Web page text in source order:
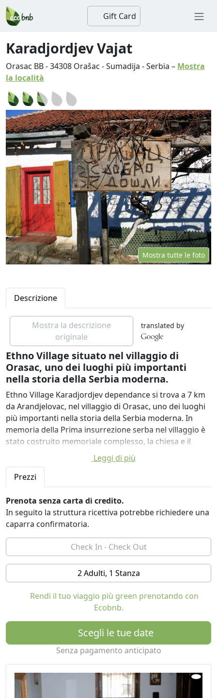
Gift Card
Karadjordjev Vajat
Orasac BB-34308 Orašac -Sumadija -Serbia – Mostra
la località
Mostra tutte le foto
Descrizione
Mostra la descrizione
originale
translated by
Ethno Village situato nel villaggio di
Orasac, uno dei luoghi più importanti
nella storia della Serbia moderna.
Ethno Village Karadjordjev dependance si trova a 7 km
da Arandjelovac, nel villaggio di Orasac, uno dei luoghi
più importanti nella storia della Serbia moderna. In
memoria della Prima insurrezione serba nel villaggio è
stato costruito memoriale complesso, la chiesa e il
museo. Karadjordjev dependance si trova vicino alle
gole Maricevica, il luogo in cui la Visitazione è stata
eretta nel 1804 rivolta. Ethno Village dispone di tre
annessi e un ristorante, e la natura stessa è grato qui,
in modo che il turista offrire annessi Karadjordjevog
completamente arrotondati e un livello molto alto,
come dimostra il crescente numero di persone che li
Leggi di più
Prezzi
Prenota senza carta di credito.
In seguito la struttura ricettiva potrebbe richiedere una
caparra confirmatoria.
2 Adulti, 1 Stanza
Rendi il tuo viaggio più green prenotando con
Ecobnb.
Scegli le tue date
Senza pagamento anticipato